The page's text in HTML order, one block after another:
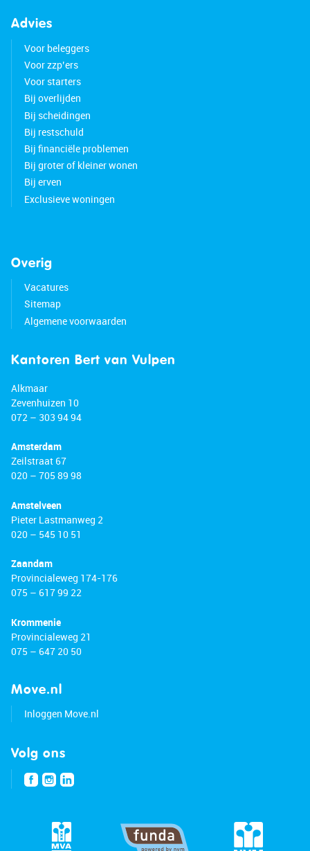
Advies
Voor beleggers
Voor zzp’ers
Voor starters
Bij overlijden
Bij scheidingen
Bij restschuld
Bij financiële problemen
Bij groter of kleiner wonen
Bij erven
Exclusieve woningen
Overig
Vacatures
Sitemap
Algemene voorwaarden
Kantoren Bert van Vulpen
Alkmaar
Zevenhuizen 10
072 – 303 94 94
Amsterdam
Zeilstraat 67
020 – 705 89 98
Amstelveen
Pieter Lastmanweg 2
020 – 545 10 51
Zaandam
Provincialeweg 174-176
075 – 617 99 22
Krommenie
Provincialeweg 21
075 – 647 20 50
Move.nl
Inloggen Move.nl
Volg ons